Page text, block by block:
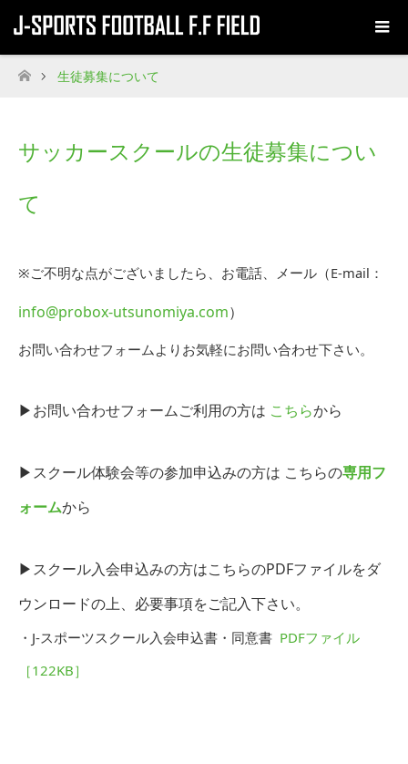
ホーム
生徒募集について
サッカースクールの生徒募集につい
て
※ご不明な点がございましたら、お電話、メール （E-mail：
info@probox-utsunomiya.com）
お問い合わせフォームよりお気軽にお問い合わせ下さい。
▶︎お問い合わせフォームご利用の方は こちらから
▶︎スクール体験会等の参加申込みの方は こちらの専用フ
ォームから
▶︎スクール入会申込みの方はこちらのPDFファイルをダ
ウンロードの上、必要事項をご記入下さい。
・J-スポーツスクール入会申込書・同意書 PDFファイル
［122KB］